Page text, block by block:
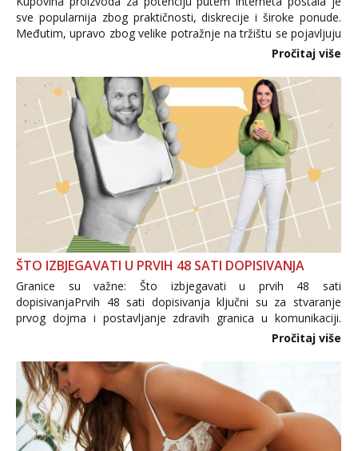
sve popularnija zbog praktičnosti, diskrecije i široke ponude.
Međutim, upravo zbog velike potražnje na tržištu se pojavljuju
i brojni krivotvoreni proizvodi, nepouzdane internetske
Pročitaj više
ŠTO IZBJEGAVATI U PRVIH 48 SATI DOPISIVANJA
Granice su važne: Što izbjegavati u prvih 48 sati
dopisivanjaPrvih 48 sati dopisivanja ključni su za stvaranje
prvog dojma i postavljanje zdravih granica u komunikaciji.
Važno je izbjeći prebrzo otkrivanje osobnih ili intimnih
informacija, jer nepoznata osoba još nije zaslužila to
povjerenje. Takođe...
Pročitaj više